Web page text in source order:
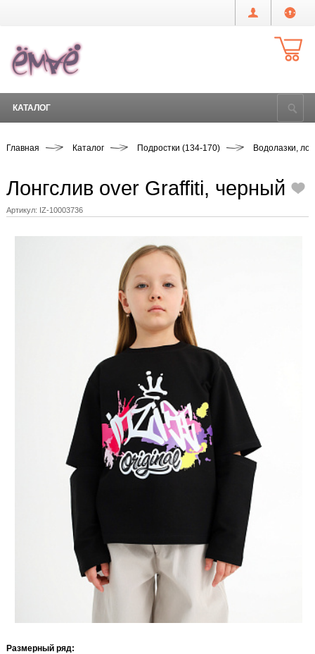
КАТАЛОГ
Главная Каталог Подростки (134-170) Водолазки,
Лонгслив over Graffiti, черный
Артикул: IZ-10003736
Размерный ряд: